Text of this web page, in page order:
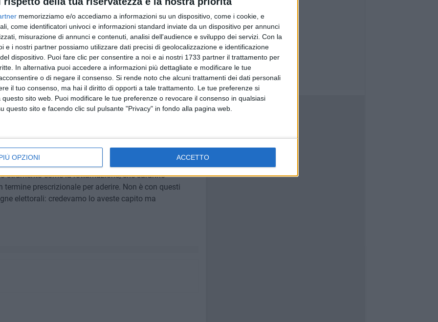
memorizziamo e/o accediamo a informazioni su un dispositivo, come i cookie, e
come identificatori univoci e informazioni standard inviate da un dispositivo per annunci
misurazione di annunci e contenuti, analisi dell'audience e sviluppo dei servizi. Con la
e i nostri partner possiamo utilizzare dati precisi di geolocalizzazione e identificazione
dispositivo. Puoi fare clic per consentire a noi e ai nostri 1733 partner il trattamento per
In alternativa puoi accedere a informazioni più dettagliate e modificare le tue
o di negare il consenso. Si rende noto che alcuni trattamenti dei dati personali
il tuo consenso, ma hai il diritto di opporti a tale trattamento. Le tue preferenze si
sito web. Puoi modificare le tue preferenze o revocare il consenso in qualsiasi
questo sito e facendo clic sul pulsante "Privacy" in fondo alla pagina web.
OPZIONI ACCETTO
a pagina 12 dell'allegato "A" della delibera di Giunta
istituzionale dell'ente da oltre 40 giorni e quindi
un ammontare di soli € 76.429,97 (non 2.600.000!);
bilancio e confluiti nello stato patrimoniale, nel
6 lett. e) del D.Lgs. 118/2011 (si veda al riguardo la
n. 144/2023) per un ammontare di € 2.038.157,48;
esigibili edunque non sono andati perduti
entrata pari ad euro 491.567,75 principalmente di parte
opere pubbliche finanziate da altri enti».
ai cittadini: noi, oltre ad esprimere solidarietà alle
di ingiustificati attacchi personali), vogliamo
strumento come la rottamazione, che saranno
prescrizionale per aderire. Non è con questi
elettorali: credevamo lo aveste capito ma